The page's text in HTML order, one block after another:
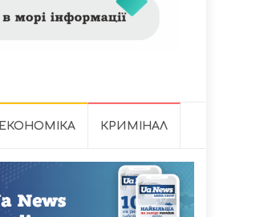
ЕКОНОМІКА КРИМІНАЛ